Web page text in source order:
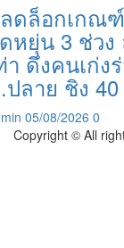
ดล็อกเกณ
หยุ่น 3 ช่วง
า ดึงคนเก่
ลาย ชิง
05/08/2026 0
Copyright © All